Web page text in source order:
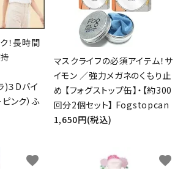
！長時間
３Dバイ
ンク）ふ
マスクライフの必須アイテム！サ
イモン ／強力メガネのくもり止
め 【フォグストップ缶】・【約300
回分2個セット】 Fogstopcan
1,650円(税込)
favorite favorite